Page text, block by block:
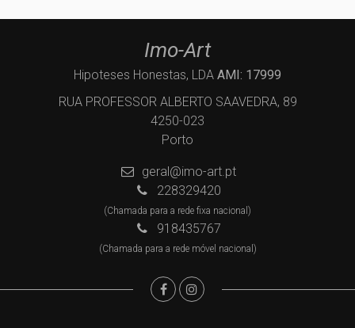
Imo-Art
Hipoteses Honestas, LDA AMI: 17999
RUA PROFESSOR ALBERTO SAAVEDRA, 89
4250-023
Porto
geral@imo-art.pt
228329420
(Chamada para a rede fixa nacional)
918435767
(Chamada para a rede móvel nacional)